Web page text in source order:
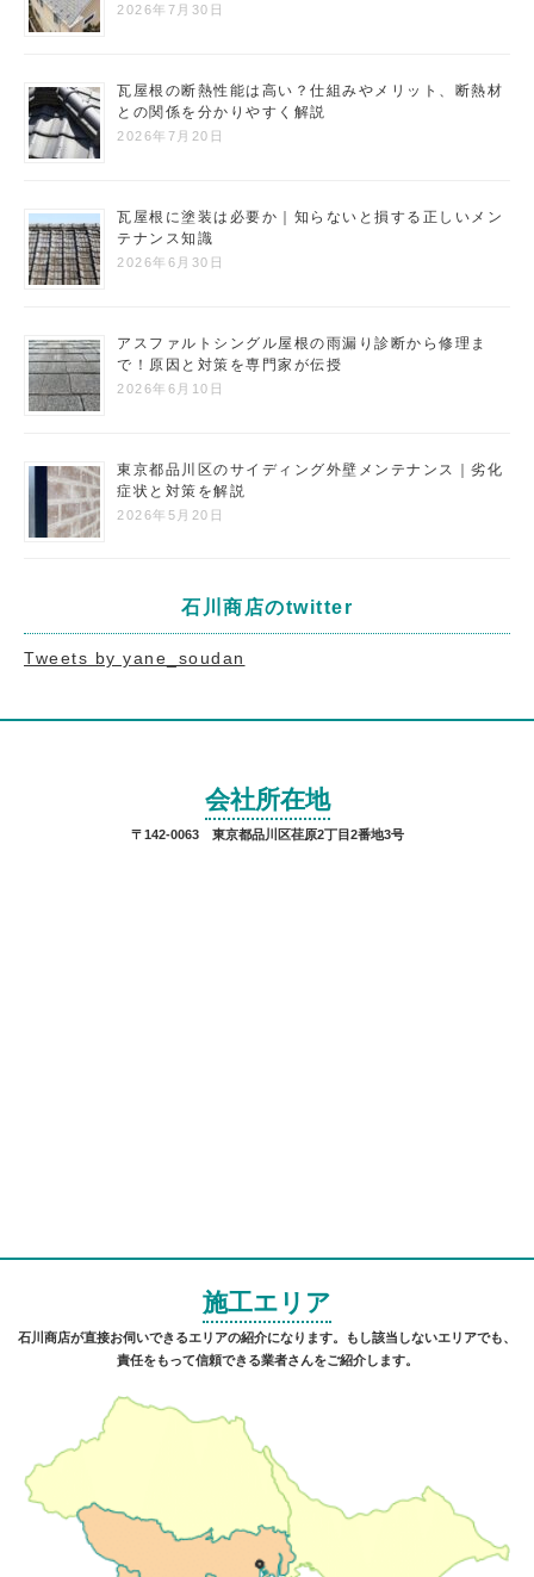
2026年7月30日
瓦屋根の断熱性能は高い？仕組みやメリット、断熱材
との関係を分かりやすく解説
2026年7月20日
瓦屋根に塗装は必要か｜知らないと損する正しいメン
テナンス知識
2026年6月30日
アスファルトシングル屋根の雨漏り診断から修理ま
で！原因と対策を専門家が伝授
2026年6月10日
東京都品川区のサイディング外壁メンテナンス｜劣化
症状と対策を解説
2026年5月20日
石川商店のtwitter
Tweets by yane_soudan
会社所在地
〒142-0063 東京都品川区荏原2丁目2番地3号
施工エリア
石川商店が直接お伺いできるエリアの紹介になります。もし該当しないエリアでも、
責任をもって信頼できる業者さんをご紹介します。